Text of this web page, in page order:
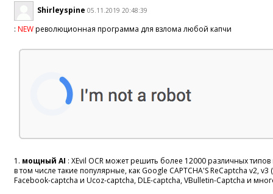
Shirleyspine 05.11.2019 20:48:39
:NEWреволюционная программа для взлома любой капчи
1. мощный AI : XEvil OCR может решить более 12000 различных типов
в том числе такие популярные, как Google CAPTCHA'S ReCaptcha v2,
Facebook-captcha и Ucoz-captcha, DLE-captcha, VBulletin-Captcha и